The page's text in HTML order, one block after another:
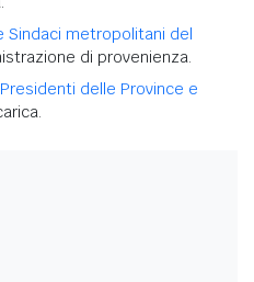
Sindaci metropolitani del
di provenienza.
delle Province e